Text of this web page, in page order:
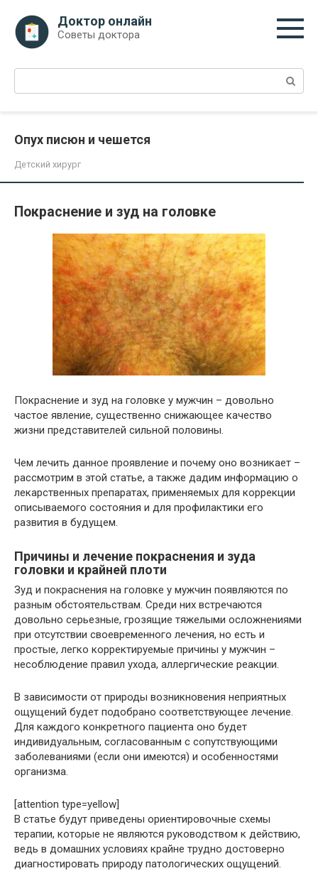
контенту
Доктор онлайн
Советы доктора
Поиск:
Опух писюн и чешется
Детский хирург
Покраснение и зуд на головке
Покраснение и зуд на головке у мужчин – довольно
частое явление, существенно снижающее качество
жизни представителей сильной половины.
Чем лечить данное проявление и почему оно возникает –
рассмотрим в этой статье, а также дадим информацию о
лекарственных препаратах, применяемых для коррекции
описываемого состояния и для профилактики его
развития в будущем.
Причины и лечение покраснения и зуда
головки и крайней плоти
Зуд и покраснения на головке у мужчин появляются по
разным обстоятельствам. Среди них встречаются
довольно серьезные, грозящие тяжелыми осложнениями
при отсутствии своевременного лечения, но есть и
простые, легко корректируемые причины у мужчин –
несоблюдение правил ухода, аллергические реакции.
В зависимости от природы возникновения неприятных
ощущений будет подобрано соответствующее лечение.
Для каждого конкретного пациента оно будет
индивидуальным, согласованным с сопутствующими
заболеваниями (если они имеются) и особенностями
организма.
[attention type=yellow]
В статье будут приведены ориентировочные схемы
терапии, которые не являются руководством к действию,
ведь в домашних условиях крайне трудно достоверно
диагностировать природу патологических ощущений.